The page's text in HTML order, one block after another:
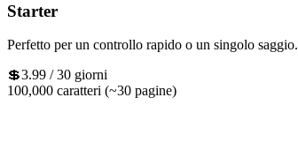
Starter
Perfetto per un controllo rapido o un singolo saggio.
💲3.99 / 30 giorni
100,000 caratteri (~30 pagine)